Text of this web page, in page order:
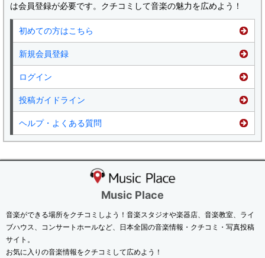
は会員登録が必要です。クチコミして音楽の魅力を広めよう！
初めての方はこちら
新規会員登録
ログイン
投稿ガイドライン
ヘルプ・よくある質問
Music Place
音楽ができる場所をクチコミしよう！音楽スタジオや楽器店、音楽教室、ライ
ブハウス、コンサートホールなど、日本全国の音楽情報・クチコミ・写真投稿
サイト。
お気に入りの音楽情報をクチコミして広めよう！